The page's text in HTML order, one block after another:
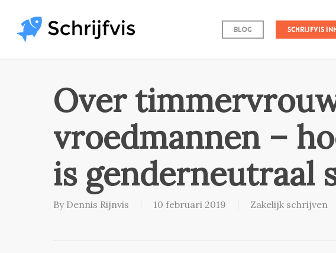
main
Blog Schrijfvis
Over
vroedmannen –
is genderneutraal
By Dennis Rijnvis 10 februari 2019 Zakelijk schrijven